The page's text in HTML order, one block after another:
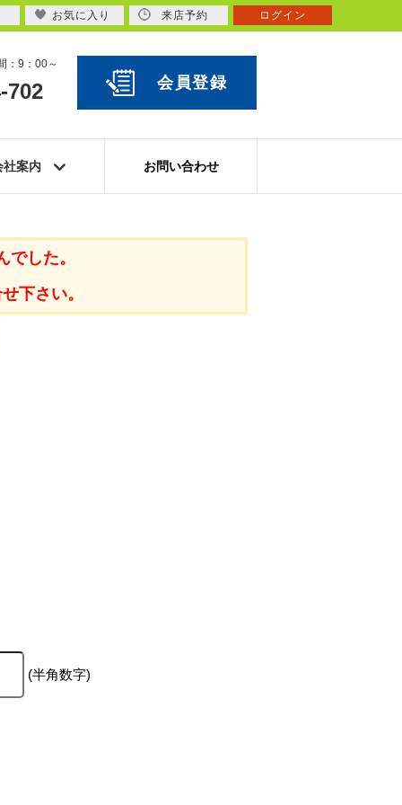
：9：00～
702 会員登録
社案内 お問い合わせ
した。
下さい。
(半角数字)
お気に入り 来店予約 ログイン